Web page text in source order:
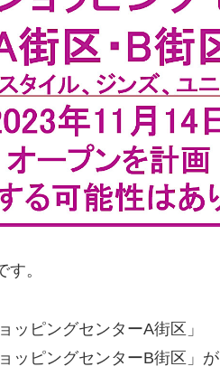
。
ッピングセンターA街区」
ッピングセンターB街区」が